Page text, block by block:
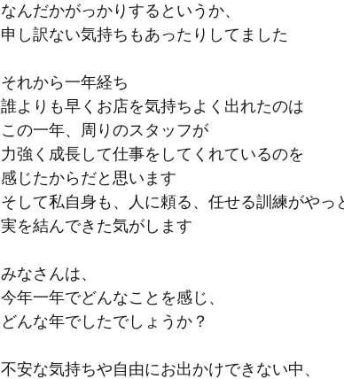
なんだかがっかりするというか、
申し訳ない気持ちもあったりしてました
それから一年経ち
誰よりも早くお店を気持ちよく出れたのは
この一年、周りのスタッフが
力強く成長して仕事をしてくれているのを
感じたからだと思います
そして私自身も、人に頼る、任せる訓練がやっ
実を結んできた気がします
みなさんは、
今年一年でどんなことを感じ、
どんな年でしたでしょうか？
不安な気持ちや自由にお出かけできない中、